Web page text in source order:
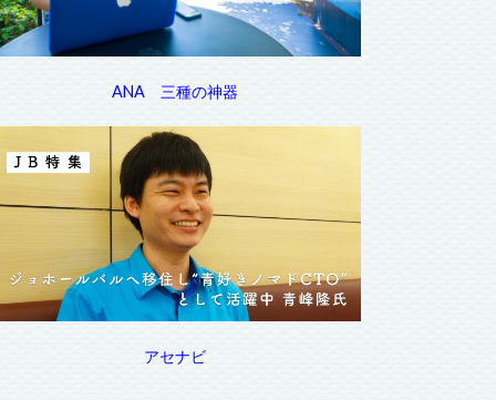
ANA 三種の神器
アセナビ